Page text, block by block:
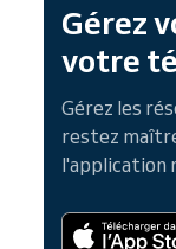
Gérez
votre
Gérez les
restez
l'application